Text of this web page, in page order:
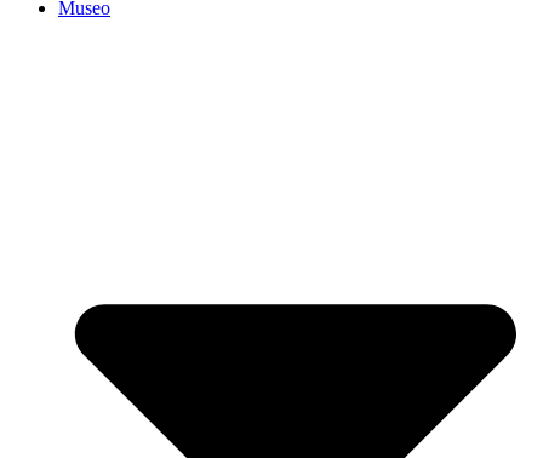
Museo